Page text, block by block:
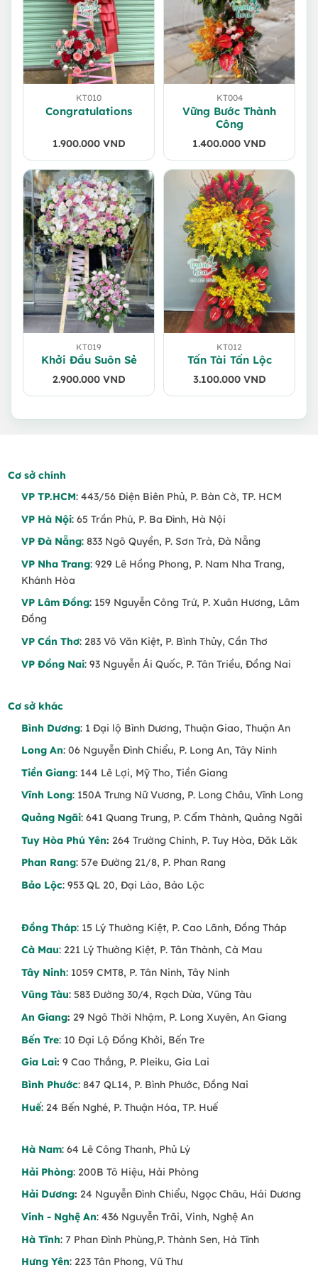
KT010
Congratulations
1.900.000 VND
KT004
Vững Bước Thành
Công
1.400.000 VND
KT019
Khởi Đầu Suôn Sẻ
2.900.000 VND
KT012
Tấn Tài Tấn Lộc
3.100.000 VND
Cơ sở chính
VP TP.HCM: 443/56 Điện Biên Phủ, P. Bàn Cờ, TP. HCM
VP Hà Nội: 65 Trần Phú, P. Ba Đình, Hà Nội
VP Đà Nẵng: 833 Ngô Quyền, P. Sơn Trà, Đà Nẵng
VP Nha Trang: 929 Lê Hồng Phong, P. Nam Nha Trang,
Khánh Hòa
VP Lâm Đồng: 159 Nguyễn Công Trứ, P. Xuân Hương, Lâm
Đồng
VP Cần Thơ: 283 Võ Văn Kiệt, P. Bình Thủy, Cần Thơ
VP Đồng Nai: 93 Nguyễn Ái Quốc, P. Tân Triều, Đồng Nai
Cơ sở khác
Bình Dương: 1 Đại lộ Bình Dương, Thuận Giao, Thuận An
Long An: 06 Nguyễn Đình Chiểu, P. Long An, Tây Ninh
Tiền Giang: 144 Lê Lợi, Mỹ Tho, Tiền Giang
Vĩnh Long: 150A Trưng Nữ Vương, P. Long Châu, Vĩnh Long
Quảng Ngãi: 641 Quang Trung, P. Cẩm Thành, Quảng Ngãi
Tuy Hòa Phú Yên: 264 Trường Chinh, P. Tuy Hòa, Đăk Lăk
Phan Rang: 57e Đường 21/8, P. Phan Rang
Bảo Lộc: 953 QL 20, Đại Lào, Bảo Lộc
Đồng Tháp: 15 Lý Thường Kiệt, P. Cao Lãnh, Đồng Tháp
Cà Mau: 221 Lý Thường Kiệt, P. Tân Thành, Cà Mau
Tây Ninh: 1059 CMT8, P. Tân Ninh, Tây Ninh
Vũng Tàu: 583 Đường 30/4, Rạch Dừa, Vũng Tàu
An Giang: 29 Ngô Thời Nhậm, P. Long Xuyên, An Giang
Bến Tre: 10 Đại Lộ Đồng Khởi, Bến Tre
Gia Lai: 9 Cao Thắng, P. Pleiku, Gia Lai
Bình Phước: 847 QL14, P. Bình Phước, Đồng Nai
Huế: 24 Bến Nghé, P. Thuận Hóa, TP. Huế
Hà Nam: 64 Lê Công Thanh, Phủ Lý
Hải Phòng: 200B Tô Hiệu, Hải Phòng
Hải Dương: 24 Nguyễn Đình Chiểu, Ngọc Châu, Hải Dương
Vinh - Nghệ An: 436 Nguyễn Trãi, Vinh, Nghệ An
Hà Tĩnh: 7 Phan Đình Phùng,P. Thành Sen, Hà Tĩnh
Hưng Yên: 223 Tân Phong, Vũ Thư